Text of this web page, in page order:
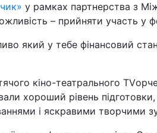
у рамках партнерства з
– прийняти участь у
який у тебе фінансовий
кіно-театрального
хороший рівень
і яскравими творчими